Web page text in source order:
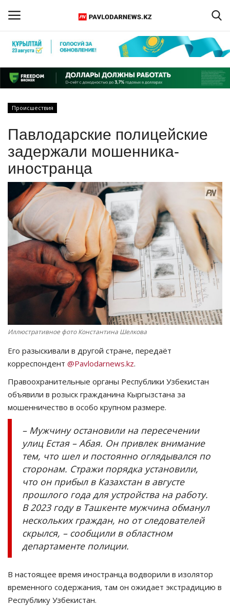
Регистрация
Главная
ПАВЛОДАРСКАЯ ОБЛАСТЬ
КАЗАХСТАН
МИР
СПЕЦПРОЕКТЫ
СПОРТ
Чек-лист
РАЗВЛЕЧЕНИЯ
OFFICIAL
Курултай
Язык
Қазақша Русский
Происшествия
Павлодарские полицейские
задержали мошенника-
иностранца
Иллюстративное фото Константина Шелкова
Его разыскивали в другой стране, передаёт
корреспондент @Pavlodarnews.kz.
Правоохранительные органы Республики Узбекистан
объявили в розыск гражданина Кыргызстана за
мошенничество в особо крупном размере.
– Мужчину остановили на пересечении
улиц Естая – Абая. Он привлек внимание
тем, что шел и постоянно оглядывался по
сторонам. Стражи порядка установили,
что он прибыл в Казахстан в августе
прошлого года для устройства на работу.
В 2023 году в Ташкенте мужчина обманул
нескольких граждан, но от следователей
скрылся, – сообщили в областном
департаменте полиции.
В настоящее время иностранца водворили в изолятор
временного содержания, там он ожидает экстрадицию в
Республику Узбекистан.